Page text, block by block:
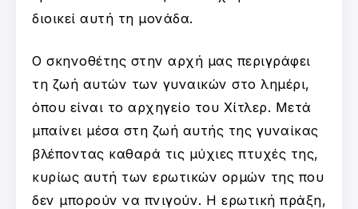
διοικεί αυτή τη μονάδα.
Ο σκηνοθέτης στην αρχή μας περιγράφει
τη ζωή αυτών των γυναικών στο λημέρι,
όπου είναι το αρχηγείο του Χίτλερ. Μετά
μπαίνει μέσα στη ζωή αυτής της γυναίκας
βλέποντας καθαρά τις μύχιες πτυχές της,
κυρίως αυτή των ερωτικών ορμών της που
δεν μπορούν να πνιγούν. Η ερωτική πράξη,